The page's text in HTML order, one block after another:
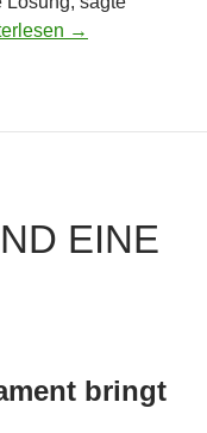
→
EINE
bringt